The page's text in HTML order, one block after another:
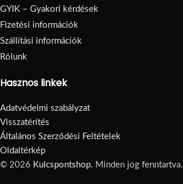
GYIK – Gyakori kérdések
Fizetési információk
Szállítási információk
Rólunk
Hasznos linkek
Adatvédelmi szabályzat
Visszatérítés
Általános Szerződési Feltételek
Oldaltérkép
© 2026 Kulcspontshop. Minden jog fenntartva.